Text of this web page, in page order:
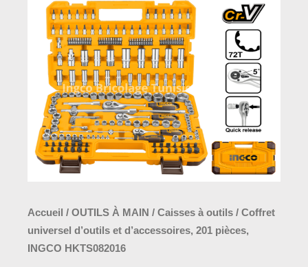
Accueil / OUTILS À MAIN / Caisses à outils / Coffret
universel d’outils et d’accessoires, 201 pièces,
INGCO HKTS082016
d'outils
d'accessoires,
pièces,
INGCO
HKTS082016